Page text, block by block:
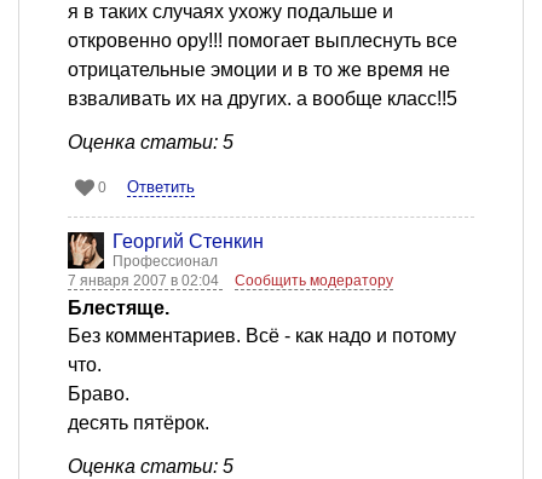
я в таких случаях ухожу подальше и
откровенно ору!!! помогает выплеснуть все
отрицательные эмоции и в то же время не
взваливать их на других. а вообще класс!!5
Оценка статьи: 5
0 Ответить
Георгий Стенкин
Профессионал
7 января 2007 в 02:04
Сообщить модератору
Блестяще.
Без комментариев. Всё - как надо и потому
что.
Браво.
десять пятёрок.
Оценка статьи: 5